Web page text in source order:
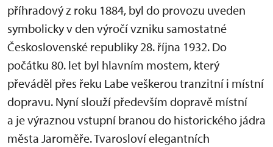
příhradový z roku 1884, byl do provozu uveden
symbolicky v den výročí vzniku samostatné
Československé republiky 28. října 1932. Do
počátku 80. let byl hlavním mostem, který
převáděl přes řeku Labe veškerou tranzitní i místní
dopravu. Nyní slouží především dopravě místní
a je výraznou vstupní branou do historického jádra
města Jaroměře. Tvarosloví elegantních